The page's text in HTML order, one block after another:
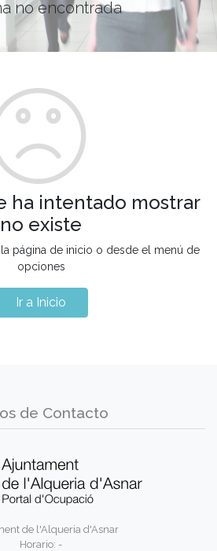
no encontrada
ha intentado mostrar
no existe
página de inicio o desde el menú de
opciones
Ir a Inicio
de Contacto
de l'Alqueria d'Asnar
Horario: -